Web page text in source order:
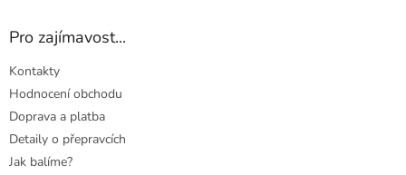
Pro zajímavost...
Kontakty
Hodnocení obchodu
Doprava a platba
Detaily o přepravcích
Jak balíme?